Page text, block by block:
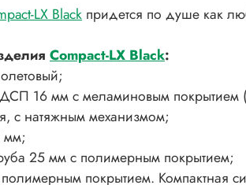
LX Black придется по душе как
Compact-LX Black:
16 мм с меламиновым покрытием
с натяжным механизмом;
мм;
25 мм с полимерным покрытием;
покрытием. Компактная